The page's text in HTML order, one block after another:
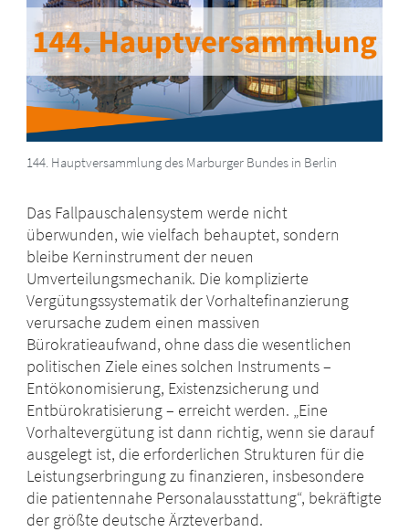
144. Hauptversammlung des Marburger Bundes in Berlin
Das Fallpauschalensystem werde nicht
überwunden, wie vielfach behauptet, sondern
bleibe Kerninstrument der neuen
Umverteilungsmechanik. Die komplizierte
Vergütungssystematik der Vorhaltefinanzierung
verursache zudem einen massiven
Bürokratieaufwand, ohne dass die wesentlichen
politischen Ziele eines solchen Instruments –
Entökonomisierung, Existenzsicherung und
Entbürokratisierung – erreicht werden. „Eine
Vorhaltevergütung ist dann richtig, wenn sie darauf
ausgelegt ist, die erforderlichen Strukturen für die
Leistungserbringung zu finanzieren, insbesondere
die patientennahe Personalausstattung“, bekräftigte
der größte deutsche Ärzteverband.